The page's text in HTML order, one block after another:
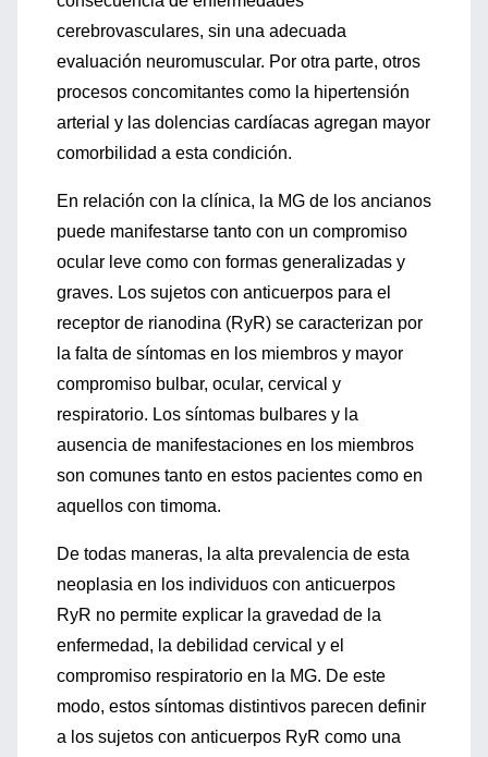
cerebrovasculares, sin una adecuada
evaluación neuromuscular. Por otra parte, otros
procesos concomitantes como la hipertensión
arterial y las dolencias cardíacas agregan mayor
comorbilidad a esta condición.
En relación con la clínica, la MG de los ancianos
puede manifestarse tanto con un compromiso
ocular leve como con formas generalizadas y
graves. Los sujetos con anticuerpos para el
receptor de rianodina (RyR) se caracterizan por
la falta de síntomas en los miembros y mayor
compromiso bulbar, ocular, cervical y
respiratorio. Los síntomas bulbares y la
ausencia de manifestaciones en los miembros
son comunes tanto en estos pacientes como en
aquellos con timoma.
De todas maneras, la alta prevalencia de esta
neoplasia en los individuos con anticuerpos
RyR no permite explicar la gravedad de la
enfermedad, la debilidad cervical y el
compromiso respiratorio en la MG. De este
modo, estos síntomas distintivos parecen definir
a los sujetos con anticuerpos RyR como una